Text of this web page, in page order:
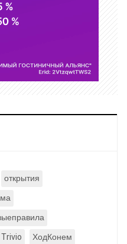
открытия
Trivio ХодКонем